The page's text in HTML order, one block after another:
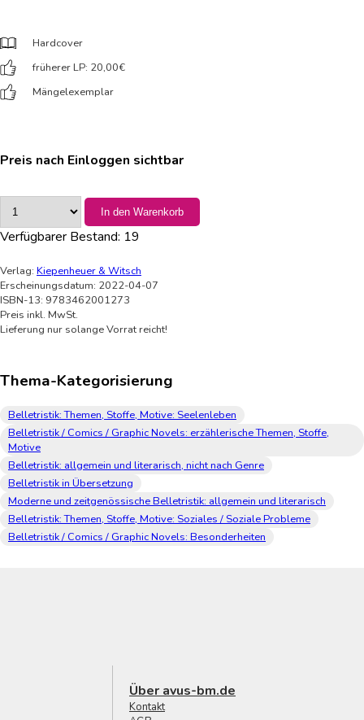
Hardcover
früherer LP: 20,00€
Mängelexemplar
Preis nach Einloggen sichtbar
In den Warenkorb
Verfügbarer Bestand: 19
Verlag: Kiepenheuer & Witsch
Erscheinungsdatum: 2022-04-07
ISBN-13: 9783462001273
Preis inkl. MwSt.
Lieferung nur solange Vorrat reicht!
Thema-Kategorisierung
Belletristik: Themen, Stoffe, Motive: Seelenleben
Belletristik / Comics / Graphic Novels: erzählerische Themen, Stoffe,
Motive
Belletristik: allgemein und literarisch, nicht nach Genre
Belletristik in Übersetzung
Moderne und zeitgenössische Belletristik: allgemein und literarisch
Belletristik: Themen, Stoffe, Motive: Soziales / Soziale Probleme
Belletristik / Comics / Graphic Novels: Besonderheiten
Über avus-bm.de
Kontakt